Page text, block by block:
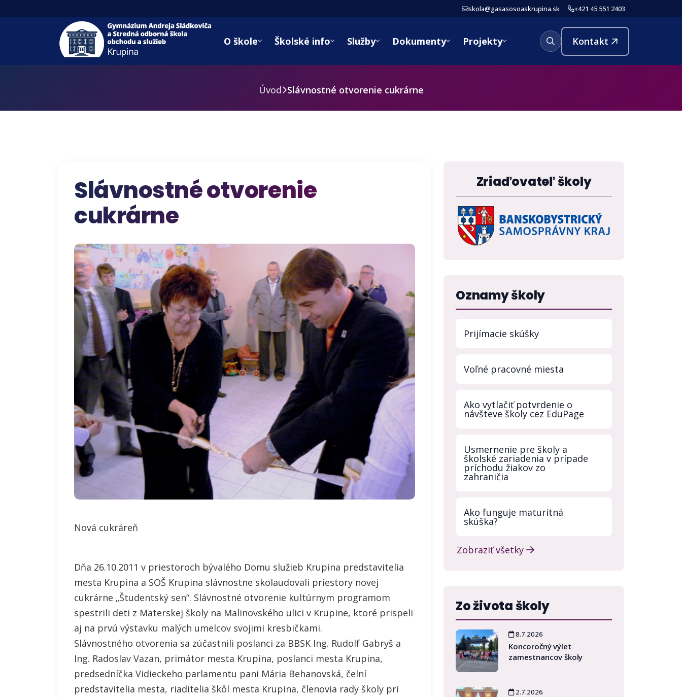
skola@gasasosoaskrupina.sk +421 45 551 2403
O škole Školské info Služby Dokumenty Projekty Kontakt
Úvod Slávnostné otvorenie cukrárne
Slávnostné otvorenie
cukrárne
Nová cukráreň
Dňa 26.10.2011 v priestoroch bývalého Domu služieb Krupina predstavitelia
mesta Krupina a SOŠ Krupina slávnostne skolaudovali priestory novej
cukrárne „Študentský sen“. Slávnostné otvorenie kultúrnym programom
spestrili deti z Materskej školy na Malinovského ulici v Krupine, ktoré prispeli
aj na prvú výstavku malých umelcov svojimi kresbičkami.
Slávnostného otvorenia sa zúčastnili poslanci za BBSK Ing. Rudolf Gabryš a
Ing. Radoslav Vazan, primátor mesta Krupina, poslanci mesta Krupina,
predsedníčka Vidieckeho parlamentu pani Mária Behanovská, čelní
predstavitelia mesta, riaditelia škôl mesta Krupina, členovia rady školy pri
Zriaďovateľ školy
Oznamy školy
Prijímacie skúšky
Voľné pracovné miesta
Ako vytlačiť potvrdenie o
návšteve školy cez EduPage
Usmernenie pre školy a
školské zariadenia v prípade
príchodu žiakov zo
zahraničia
Ako funguje maturitná
skúška?
Zobraziť všetky
Zo života školy
8.7.2026
Koncoročný výlet
zamestnancov školy
2.7.2026